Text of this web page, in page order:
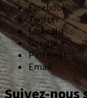
Facebook
Twitter
LinkedIn
Google +
Pinterest
Email
Suivez-nous